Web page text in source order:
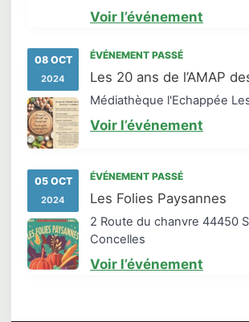
Voir l’événement
08 OCT
2024
ÉVÉNEMENT PASSÉ
Les 20 ans de l’AMAP
Médiathèque l'Echappée
Voir l’événement
05 OCT
2024
ÉVÉNEMENT PASSÉ
Les Folies Paysannes
2 Route du chanvre 44450
Concelles
Voir l’événement